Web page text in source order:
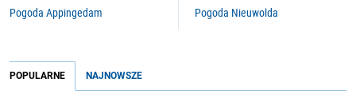
Pogoda Appingedam Pogoda Nieuwolda
POPULARNE NAJNOWSZE